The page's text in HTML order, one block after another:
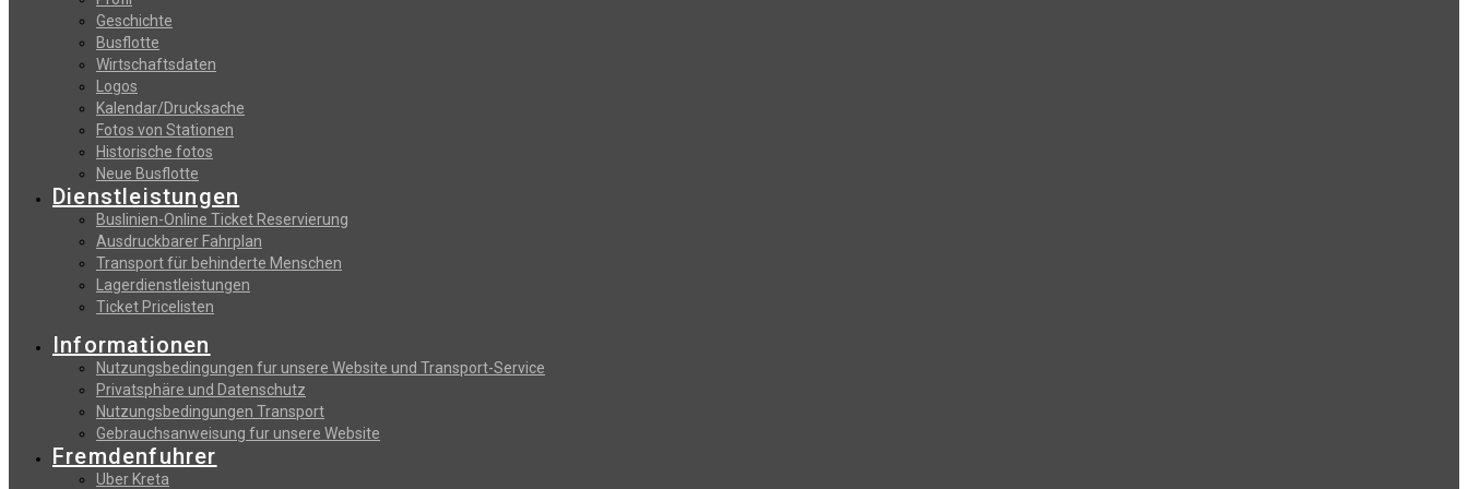
Geschichte
Busflotte
Wirtschaftsdaten
Logos
Kalendar/Drucksache
Fotos von Stationen
Historische fotos
Neue Busflotte
Dienstleistungen
Buslinien-Online Ticket Reservierung
Αusdruckbarer Fahrplan
Transport für behinderte Menschen
Lagerdienstleistungen
Ticket Pricelisten
Informationen
Nutzungsbedingungen fur unsere Website und Transport-Service
Privatsphäre und Datenschutz
Nutzungsbedingungen Transport
Gebrauchsanweisung fur unsere Website
Fremdenfuhrer
Uber Kreta